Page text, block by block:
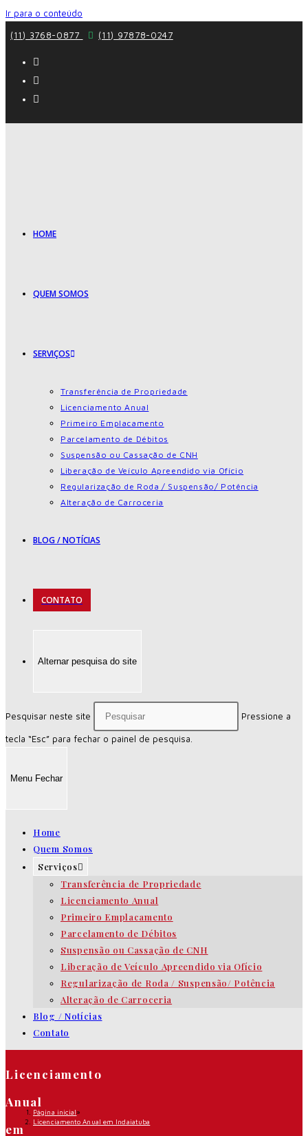
Ir para o conteúdo
(11) 3768-0877
(11) 97878-0247
HOME
QUEM SOMOS
SERVIÇOS
Transferência de Propriedade
Licenciamento Anual
Primeiro Emplacamento
Parcelamento de Débitos
Suspensão ou Cassação de CNH
Liberação de Veículo Apreendido via Ofício
Regularização de Roda / Suspensão/ Potência
Alteração de Carroceria
BLOG / NOTÍCIAS
CONTATO
Alternar pesquisa do site
Pesquisar neste site Pressione a
tecla “Esc” para fechar o painel de pesquisa.
Menu Fechar
Home
Quem Somos
Serviços
Transferência de Propriedade
Licenciamento Anual
Primeiro Emplacamento
Parcelamento de Débitos
Suspensão ou Cassação de CNH
Liberação de Veículo Apreendido via Ofício
Regularização de Roda / Suspensão/ Potência
Alteração de Carroceria
Blog / Notícias
Contato
Licenciamento
Anual
em
Página inicial»
Licenciamento Anual em Indaiatuba